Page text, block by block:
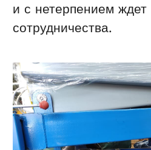
и с нетерпением
сотрудничества.